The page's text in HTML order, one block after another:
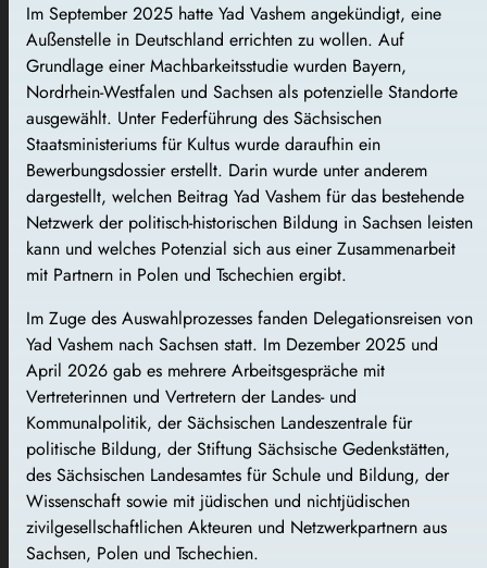
Im September 2025 hatte Yad Vashem angekündigt, eine
Außenstelle in Deutschland errichten zu wollen. Auf
Grundlage einer Machbarkeitsstudie wurden Bayern,
Nordrhein-Westfalen und Sachsen als potenzielle Standorte
ausgewählt. Unter Federführung des Sächsischen
Staatsministeriums für Kultus wurde daraufhin ein
Bewerbungsdossier erstellt. Darin wurde unter anderem
dargestellt, welchen Beitrag Yad Vashem für das bestehende
Netzwerk der politisch-historischen Bildung in Sachsen leisten
kann und welches Potenzial sich aus einer Zusammenarbeit
mit Partnern in Polen und Tschechien ergibt.
Im Zuge des Auswahlprozesses fanden Delegationsreisen von
Yad Vashem nach Sachsen statt. Im Dezember 2025 und
April 2026 gab es mehrere Arbeitsgespräche mit
Vertreterinnen und Vertretern der Landes- und
Kommunalpolitik, der Sächsischen Landeszentrale für
politische Bildung, der Stiftung Sächsische Gedenkstätten,
des Sächsischen Landesamtes für Schule und Bildung, der
Wissenschaft sowie mit jüdischen und nichtjüdischen
zivilgesellschaftlichen Akteuren und Netzwerkpartnern aus
Sachsen, Polen und Tschechien.